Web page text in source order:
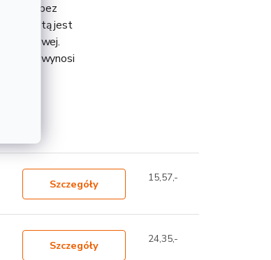
T66, bez
zaletą jest
metalowej.
1 metr wynosi
Szczegóły 15,57,-
Szczegóły 24,35,-